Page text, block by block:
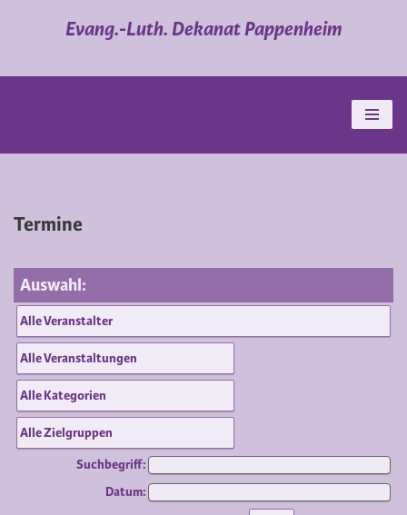
Evang.-Luth. Dekanat Pappenheim
Termine
Auswahl:
Suchbegriff:
Datum: